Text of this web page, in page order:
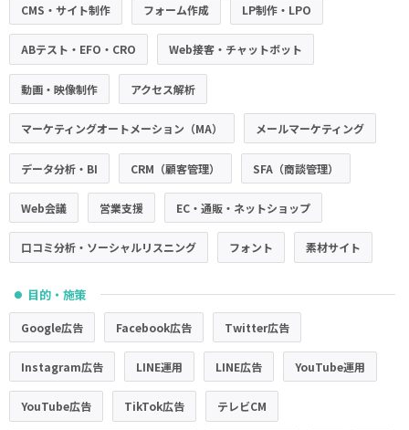
CMS・サイト制作 フォーム作成 LP制作・LPO
ABテスト・EFO・CRO Web接客・チャットボット
動画・映像制作 アクセス解析
マーケティングオートメーション（MA） メールマーケティング
データ分析・BI CRM（顧客管理） SFA（商談管理）
Web会議 営業支援 EC・通販・ネットショップ
口コミ分析・ソーシャルリスニング フォント 素材サイト
● 目的・施策
Google広告 Facebook広告 Twitter広告
Instagram広告 LINE運用 LINE広告 YouTube運用
YouTube広告 TikTok広告 テレビCM